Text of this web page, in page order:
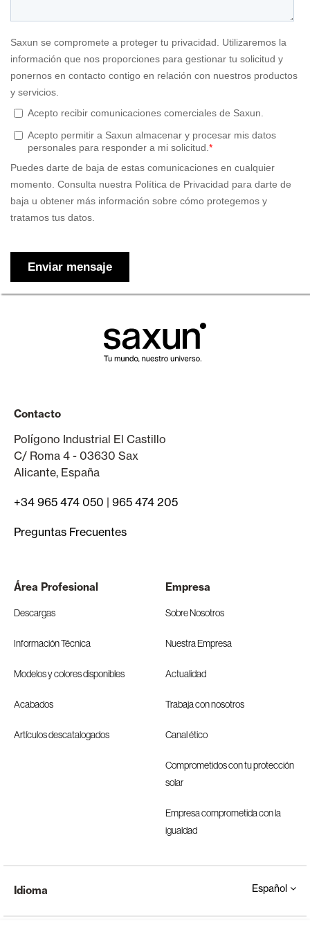
Contacto
Polígono Industrial El Castillo
C/ Roma 4 - 03630 Sax
Alicante, España
+34 965 474 050 | 965 474 205
Preguntas Frecuentes
Área Profesional
Descargas
Información Técnica
Modelos y colores disponibles
Acabados
Artículos descatalogados
Empresa
Sobre Nosotros
Nuestra Empresa
Actualidad
Trabaja con nosotros
Canal ético
Comprometidos con tu protección
solar
Empresa comprometida con la
igualdad
Idioma Español